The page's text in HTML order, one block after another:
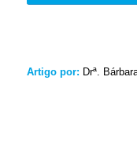
Artigo por: Drª.